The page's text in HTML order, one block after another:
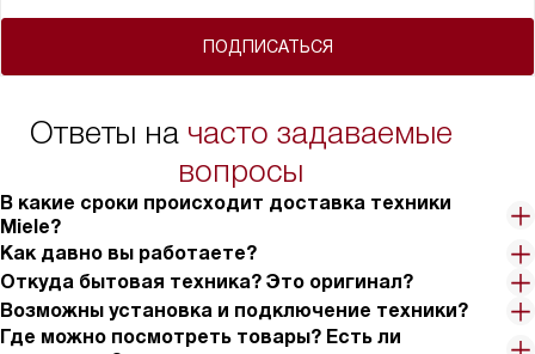
ПОДПИСАТЬСЯ
Ответы на часто задаваемые
вопросы
В какие сроки происходит доставка техники
Miele?
Как давно вы работаете?
Откуда бытовая техника? Это оригинал?
Возможны установка и подключение техники?
Где можно посмотреть товары? Есть ли